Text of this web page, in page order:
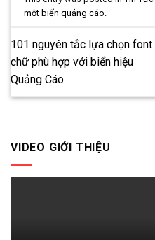
một biển quảng cáo.
101 nguyên tắc lựa chọn font
chữ phù hợp với biển hiệu
Quảng Cáo
VIDEO GIỚI THIỆU